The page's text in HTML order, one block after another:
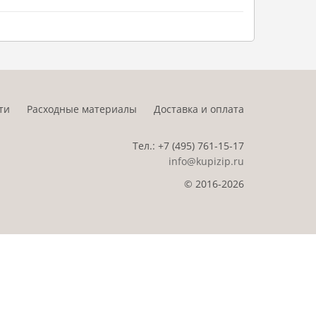
Расходные материалы Доставка и оплата
Тел.: +7 (495) 761-15-17
info@kupizip.ru
© 2016-2026